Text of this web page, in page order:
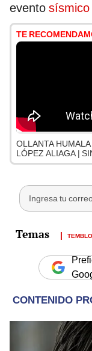
evento sísmico
TE
OLLANTA
LÓPEZ ALIAGA |